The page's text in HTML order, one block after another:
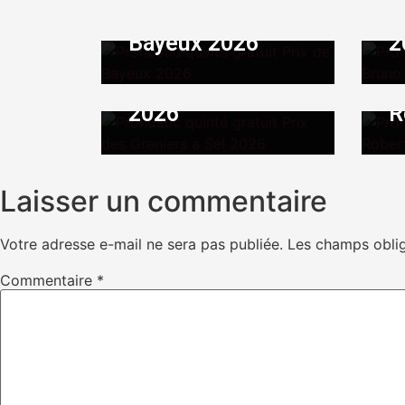
Bayeux 2026
gratuit Prix des
Greniers a Sel
2026
Laisser un commentaire
Votre adresse e-mail ne sera pas publiée. Les champs
Commentaire *